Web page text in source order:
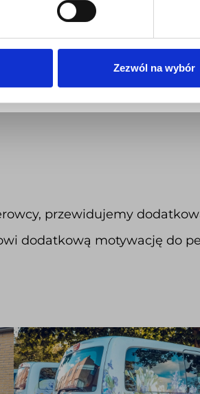
Zezwól na wybór
przewidujemy
dodatkową motywację do